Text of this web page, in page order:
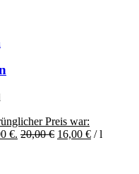
Preis war:
€. 20,00€ 16,00 € /l